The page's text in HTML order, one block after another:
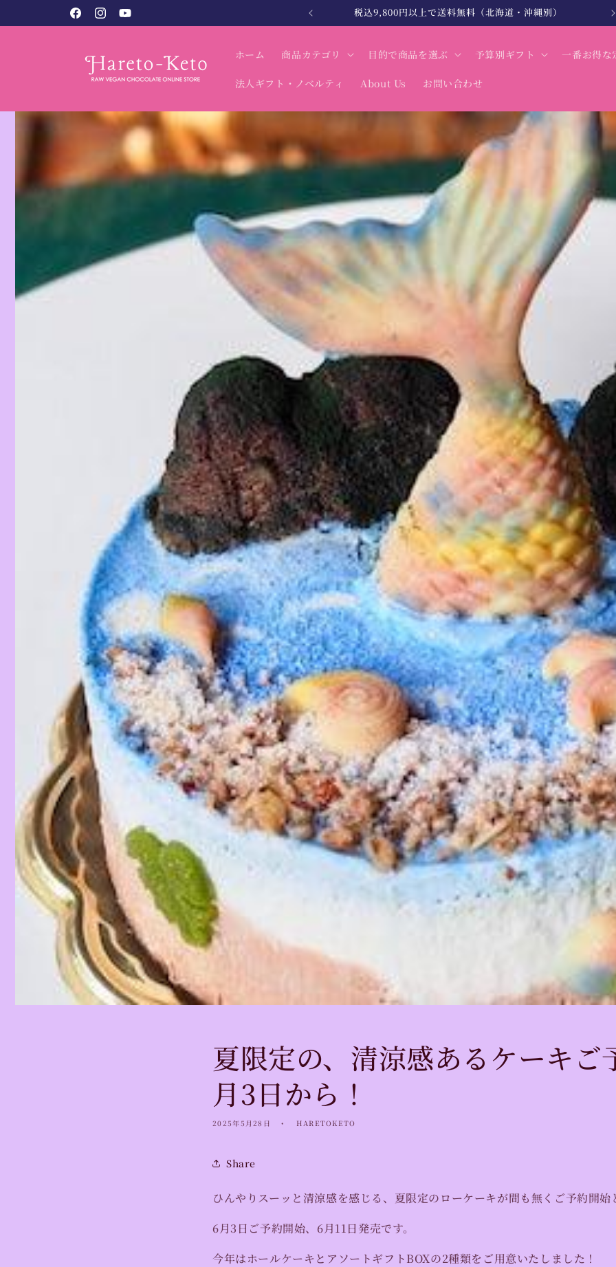
FacebookInstagram
YouTube
税込9,800円以上で送料無料（北海道・沖縄別） 北海道・沖縄は税込12,000円以上で送料無料
ホーム 商品カテゴリ 目的で商品を選ぶ 予算別ギフト 一番お得な
法人ギフト・ノベルティ About Us お問い合わせ
夏限定の、清涼感あるケーキご
月3日から！
2025年5月28日 HARETOKETO
Share
ひんやりスーッと清涼感を感じる、夏限定のローケーキが間も無くご予約開始
6月3日ご予約開始、6月11日発売です。
今年はホールケーキとアソートギフトBOXの2種類をご用意いたしました！